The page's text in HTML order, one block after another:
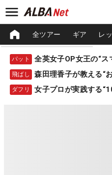
全ツアー ギア レ
パット 全英女子OP女王の“ス
飛ばし 森田理香子が教える“
ダフリ 女子プロが実践する